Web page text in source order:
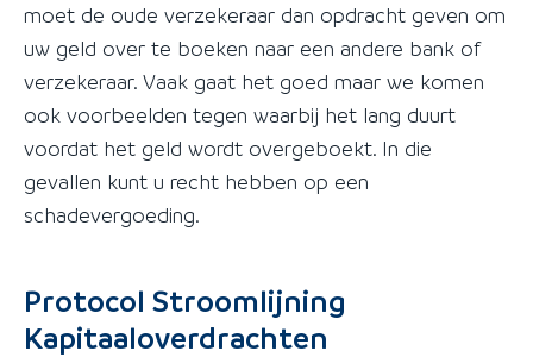
moet de oude verzekeraar dan opdracht geven om
uw geld over te boeken naar een andere bank of
verzekeraar. Vaak gaat het goed maar we komen
ook voorbeelden tegen waarbij het lang duurt
voordat het geld wordt overgeboekt. In die
gevallen kunt u recht hebben op een
schadevergoeding.
Protocol Stroomlijning
Kapitaaloverdrachten